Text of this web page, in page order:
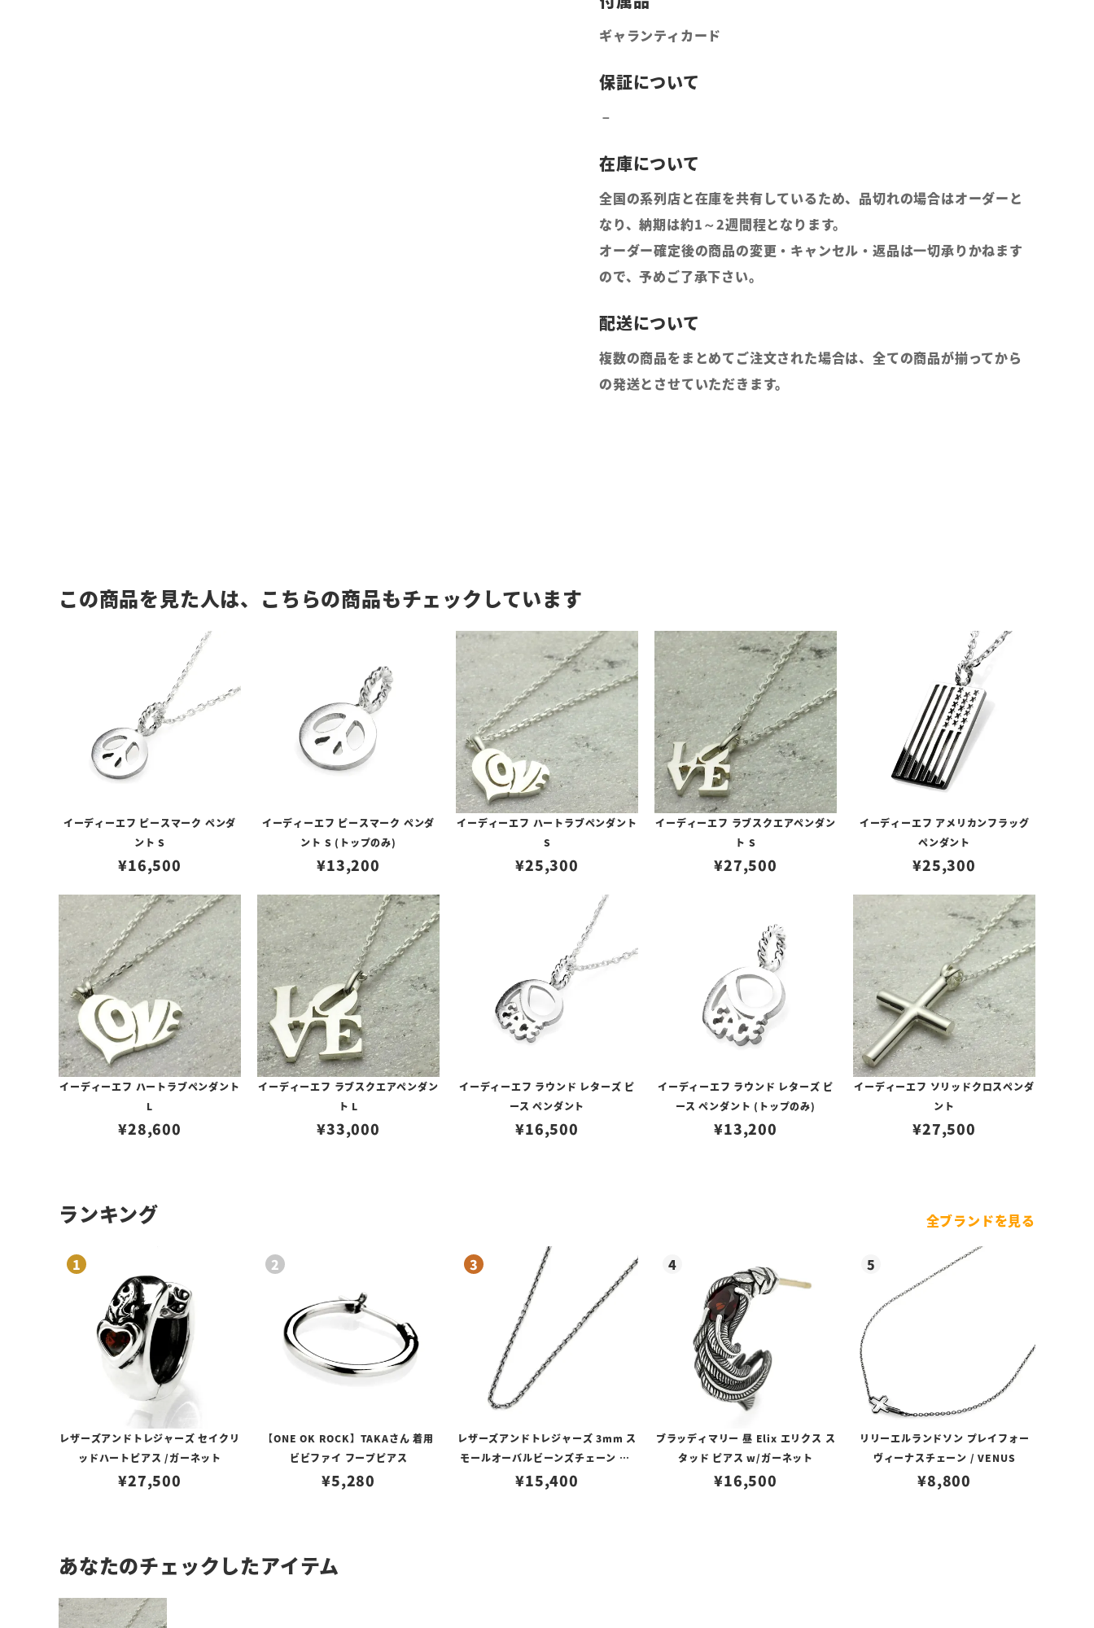
ギャランティカード
全国の系列店と在庫を共有しているため、品切れの場合はオーダーと
なり、納期は約1～2週間程となります。
オーダー確定後の商品の変更・キャンセル・返品は一切承りかねます
ので、予めご了承下さい。
複数の商品をまとめてご注文された場合は、全ての商品が揃ってから
の発送とさせていただきます。
この商品を見た人は、こちらの商品もチェックしています
イーディーエフ ピースマーク ペンダ
ント S
¥16,500
イーディーエフ ピースマーク ペンダ
ント S (トップのみ)
¥13,200
イーディーエフ ハートラブペンダント
S
¥25,300
イーディーエフ ラブスクエアペンダン
ト S
¥27,500
イーディーエフ アメリカンフラッグ
ペンダント
¥25,300
イーディーエフ ハートラブペンダント
L
¥28,600
イーディーエフ ラブスクエアペンダン
ト L
¥33,000
イーディーエフ ラウンド レターズ ピ
ース ペンダント
¥16,500
イーディーエフ ラウンド レターズ ピ
ース ペンダント (トップのみ)
¥13,200
イーディーエフ ソリッドクロスペンダ
ント
¥27,500
ランキング 全ブランドを見る
レザーズアンドトレジャーズ セイクリ
ッドハートピアス /ガーネット
¥27,500
【ONE OK ROCK】TAKAさん 着用
ビビファイ フープピアス
¥5,280
レザーズアンドトレジャーズ 3mm ス
モールオーバルビーンズチェーン w/
ロブスタークラスプ＆LTロゴプレート
¥15,400
ブラッディマリー 昼 Elix エリクス ス
タッド ピアス w/ガーネット
¥16,500
リリーエルランドソン プレイフォー
ヴィーナスチェーン / VENUS
¥8,800
あなたのチェックしたアイテム